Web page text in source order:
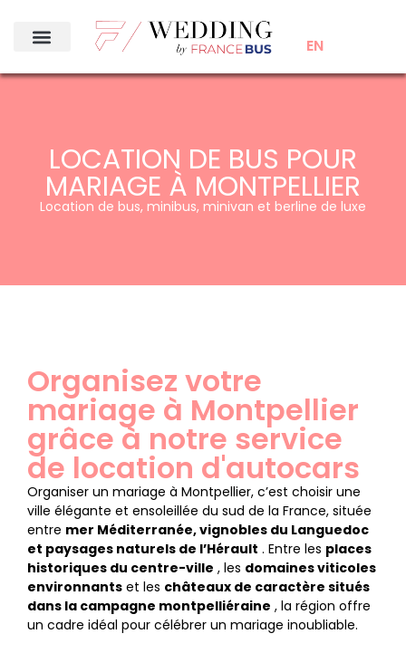
EN
LOCATION DE BUS POUR
MARIAGE À MONTPELLIER
Location de bus, minibus, minivan et berline de luxe
Organisez votre
mariage à Montpellier
grâce à notre service
de location d'autocars
Organiser un mariage à Montpellier, c’est choisir une
ville élégante et ensoleillée du sud de la France, située
entre mer Méditerranée, vignobles du Languedoc
et paysages naturels de l’Hérault . Entre les places
historiques du centre-ville , les domaines viticoles
environnants et les châteaux de caractère situés
dans la campagne montpelliéraine , la région offre
un cadre idéal pour célébrer un mariage inoubliable.